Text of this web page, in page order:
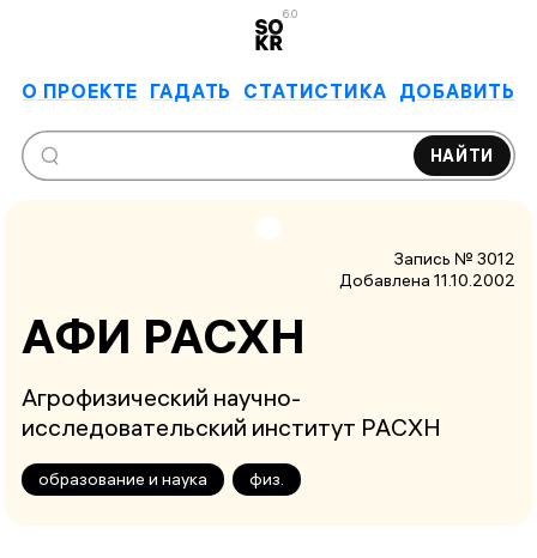
6.0
О ПРОЕКТЕ ГАДАТЬ СТАТИСТИКА ДОБАВИТЬ
НАЙТИ
Запись № 3012
Добавлена 11.10.2002
АФИ РАС­ХН
Агрофизический научно-
исследовательский институт РАСХН
образование и наука физ.